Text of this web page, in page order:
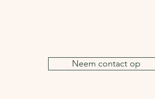
Neem contact op